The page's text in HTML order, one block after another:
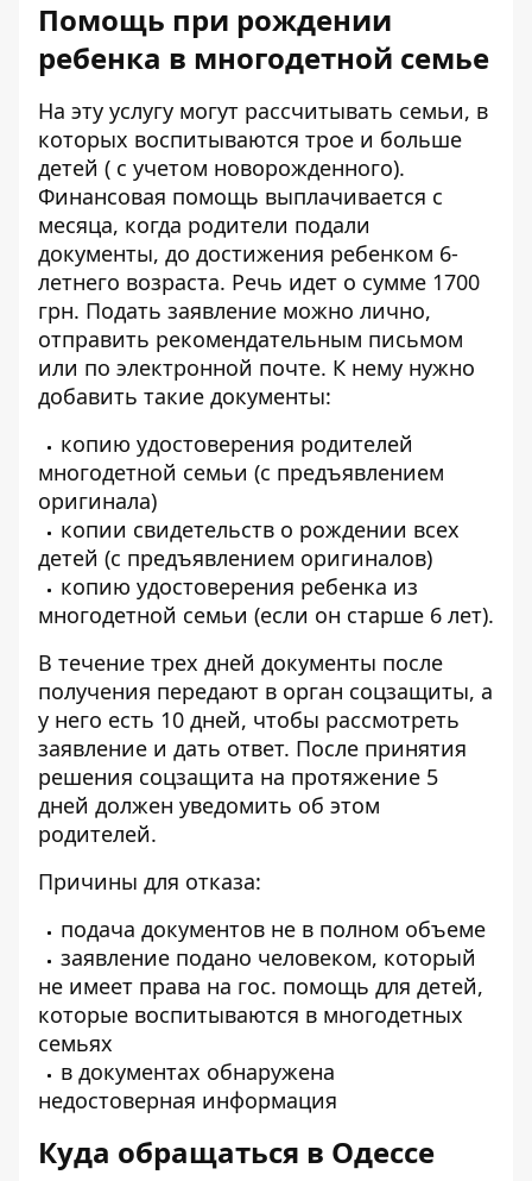
Помощь при рождении
ребенка в многодетной семье
На эту услугу могут рассчитывать семьи, в
которых воспитываются трое и больше
детей ( с учетом новорожденного).
Финансовая помощь выплачивается с
месяца, когда родители подали
документы, до достижения ребенком 6-
летнего возраста. Речь идет о сумме 1700
грн. Подать заявление можно лично,
отправить рекомендательным письмом
или по электронной почте. К нему нужно
добавить такие документы:
копию удостоверения родителей
многодетной семьи (с предъявлением
оригинала)
копии свидетельств о рождении всех
детей (с предъявлением оригиналов)
копию удостоверения ребенка из
многодетной семьи (если он старше 6 лет).
В течение трех дней документы после
получения передают в орган соцзащиты, а
у него есть 10 дней, чтобы рассмотреть
заявление и дать ответ. После принятия
решения соцзащита на протяжение 5
дней должен уведомить об этом
родителей.
Причины для отказа:
подача документов не в полном объеме
заявление подано человеком, который
не имеет права на гос. помощь для детей,
которые воспитываются в многодетных
семьях
в документах обнаружена
недостоверная информация
Куда обращаться в Одессе